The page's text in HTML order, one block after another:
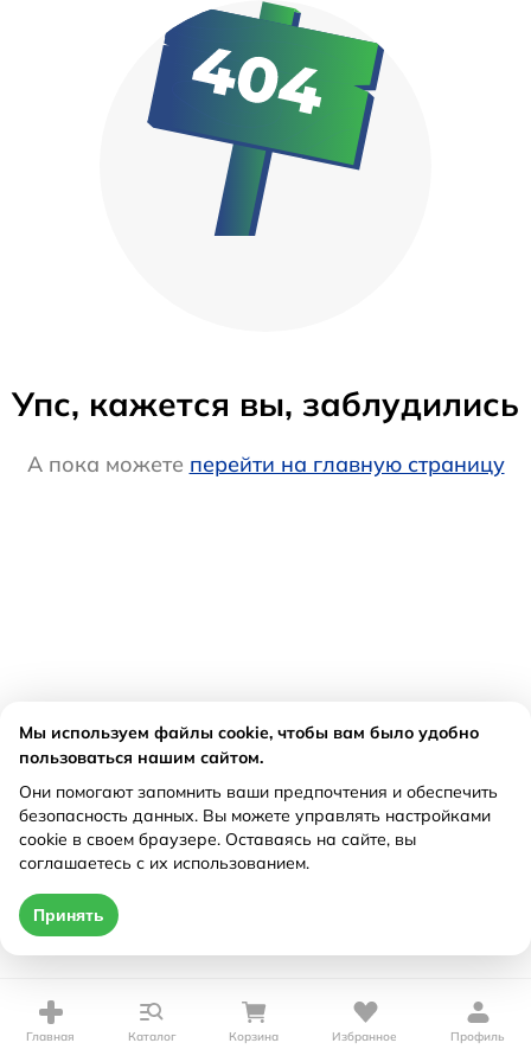
Упс, кажется вы, заблудились
А пока можете перейти на главную страницу
Главная Каталог Корзина Избранное Профиль
Мы используем файлы cookie, чтобы вам было удобно
пользоваться нашим сайтом.
Они помогают запомнить ваши предпочтения и обеспечить
безопасность данных. Вы можете управлять настройками
cookie в своем браузере. Оставаясь на сайте, вы
соглашаетесь с их использованием.
Принять